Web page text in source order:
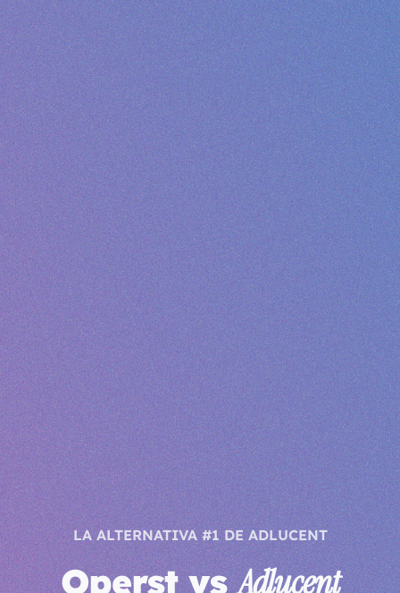
LA ALTERNATIVA #1 DE ADLUCENT
Operst vsAdlucent